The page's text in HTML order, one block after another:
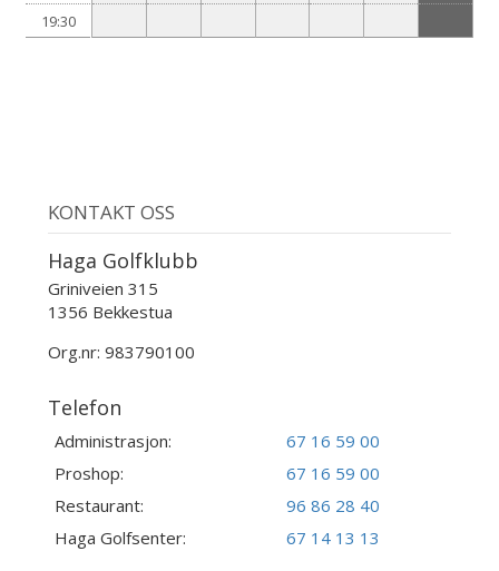
19:30
KONTAKT OSS
Haga Golfklubb
Griniveien 315
1356 Bekkestua
Org.nr: 983790100
Telefon
Administrasjon:
67 16 59 00
Proshop:
67 16 59 00
Restaurant:
96 86 28 40
Haga Golfsenter:
67 14 13 13